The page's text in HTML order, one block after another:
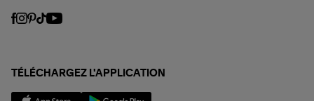
TÉLÉCHARGEZ L'APPLICATION